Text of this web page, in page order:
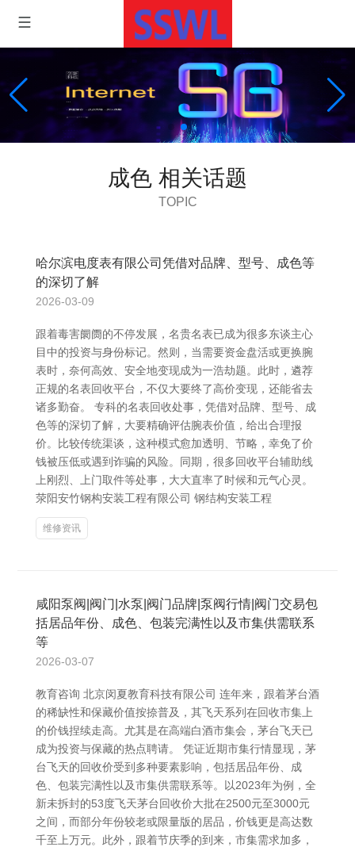
成色 相关话题
TOPIC
哈尔滨电度表有限公司凭借对品牌、型号、成色等
的深切了解
2026-03-09
跟着毒害阛阓的不停发展，名贵名表已成为很多东谈主心
目中的投资与身份标记。然则，当需要资金盘活或更换腕
表时，奈何高效、安全地变现成为一浩劫题。此时，遴荐
正规的名表回收平台，不仅大要终了高价变现，还能省去
诸多勤奋。 专科的名表回收处事，凭借对品牌、型号、成
色等的深切了解，大要精确评估腕表价值，给出合理报
价。比较传统渠谈，这种模式愈加透明、节略，幸免了价
钱被压低或遇到诈骗的风险。同期，很多回收平台辅助线
上刚烈、上门取件等处事，大大直率了时候和元气心灵。
荥阳安竹钢构安装工程有限公司 钢结构安装工程
维修资讯
咸阳泵阀|阀门|水泵|阀门品牌|泵阀行情|阀门交易包
括居品年份、成色、包装完满性以及市集供需联系
等
2026-03-07
教育咨询 北京闵夏教育科技有限公司 连年来，跟着茅台酒
的稀缺性和保藏价值按捺普及，其飞天系列在回收市集上
的价钱捏续走高。尤其是在高端白酒市集会，茅台飞天已
成为投资与保藏的热点聘请。 凭证近期市集行情显现，茅
台飞天的回收价受到多种要素影响，包括居品年份、成
色、包装完满性以及市集供需联系等。以2023年为例，全
新未拆封的53度飞天茅台回收价大批在2500元至3000元
之间，而部分年份较老或限量版的居品，价钱更是高达数
千至上万元。此外，跟着节庆季的到来，市集需求加多，